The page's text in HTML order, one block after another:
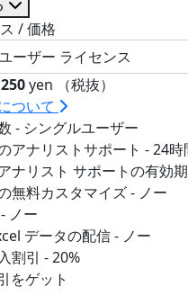
/ 価格
yen （税抜）
ついて
- シングルユーザー
アナリストサポート - 24時
ナリスト サポートの有効
無料カスタマイズ - ノー
ノー
データの配信 - ノー
割引 - 20%
をゲット